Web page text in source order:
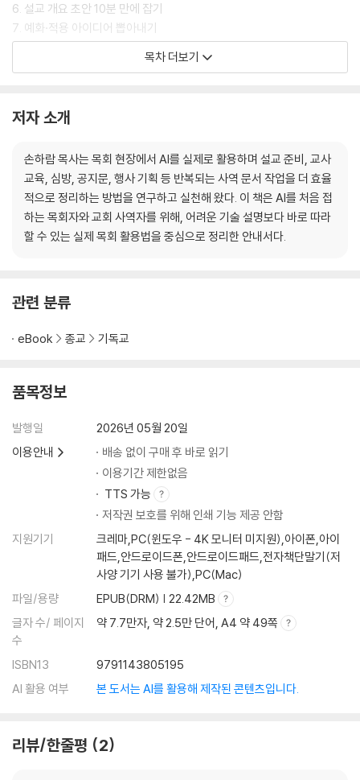
6. 설교 개요 초안 10분 만에 잡기
7. 예화·적용 아이디어 뽑아내기
8. 절기 설교 시리즈 한 번에 기획하기
12. 가정예배 가이드 만들기
14. 주보 문구·행사 이미지 뚝딱
15. SNS 카드뉴스 문구 만들기
16. 행사 기획안 한 번에 완성하기
17. NotebookLM으로 교회 자료 정리하기
18. 나만의 AI 목회 루틴 만들기
21. 실전 워크숍 - 월요일부터 주일까지
목차 더보기
저자 소개
손하람 목사는 목회 현장에서 AI를 실제로 활용하며 설교 준비, 교사
교육, 심방, 공지문, 행사 기획 등 반복되는 사역 문서 작업을 더 효율
적으로 정리하는 방법을 연구하고 실천해 왔다. 이 책은 AI를 처음 접
하는 목회자와 교회 사역자를 위해, 어려운 기술 설명보다 바로 따라
할 수 있는 실제 목회 활용법을 중심으로 정리한 안내서다.
관련 분류
eBook 종교 기독교
품목정보
발행일
2026년 05월 20일
이용안내
배송 없이 구매 후 바로 읽기
이용기간 제한없음
TTS 가능
저작권 보호를 위해 인쇄 기능 제공 안함
지원기기
크레마,PC(윈도우 - 4K 모니터 미지원),아이폰,아이
패드,안드로이드폰,안드로이드패드,전자책단말기(저
사양 기기 사용 불가),PC(Mac)
파일/용량
EPUB(DRM) | 22.42MB
글자 수/ 페이지
수
약 7.7만자, 약 2.5만 단어, A4 약 49쪽
ISBN13
9791143805195
AI 활용 여부
본 도서는 AI를 활용해 제작된 콘텐츠입니다.
리뷰/한줄평 2